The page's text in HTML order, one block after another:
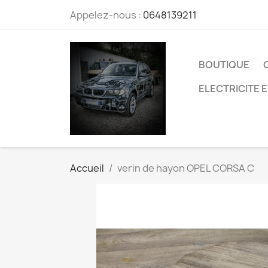
Appelez-nous : 0648139211
BOUTIQUE
ELECTRICITE
Accueil verin de hayon OPEL CORSA C